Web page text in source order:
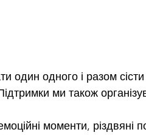
один одного і разом сісти
ми також
моменти, різдвяні